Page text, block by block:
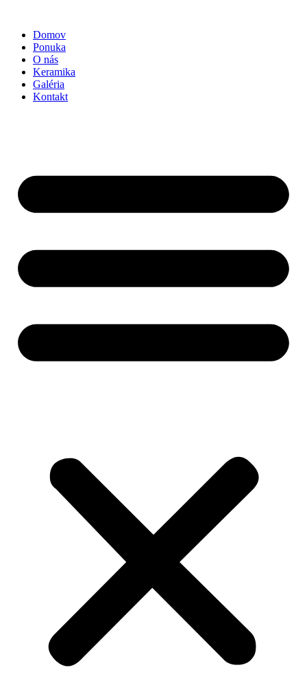
obsah
Domov
Ponuka
O nás
Keramika
Galéria
Kontakt